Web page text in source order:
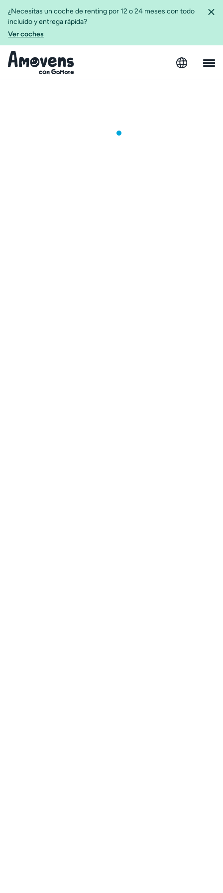
¿Necesitas un coche de renting por 12 o 24 meses con todo
incluido y entrega rápida?
Ver coches